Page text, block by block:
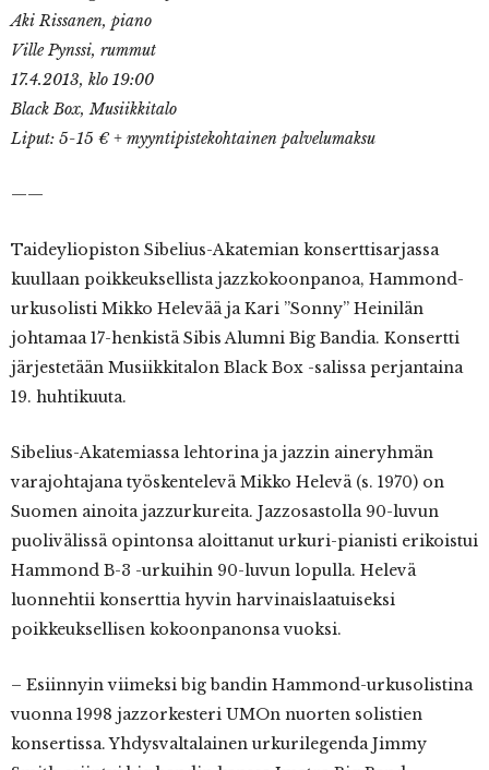
Aki Rissanen, piano
Ville Pynssi, rummut
17.4.2013, klo 19:00
Black Box, Musiikkitalo
Liput: 5-15 € + myyntipistekohtainen palvelumaksu
——
Taideyliopiston Sibelius-Akatemian konserttisarjassa
kuullaan poikkeuksellista jazzkokoonpanoa, Hammond-
urkusolisti Mikko Helevää ja Kari ”Sonny” Heinilän
johtamaa 17-henkistä Sibis Alumni Big Bandia. Konsertti
järjestetään Musiikkitalon Black Box -salissa perjantaina
19. huhtikuuta.
Sibelius-Akatemiassa lehtorina ja jazzin aineryhmän
varajohtajana työskentelevä Mikko Helevä (s. 1970) on
Suomen ainoita jazzurkureita. Jazzosastolla 90-luvun
puolivälissä opintonsa aloittanut urkuri-pianisti erikoistui
Hammond B-3 -urkuihin 90-luvun lopulla. Helevä
luonnehtii konserttia hyvin harvinaislaatuiseksi
poikkeuksellisen kokoonpanonsa vuoksi.
– Esiinnyin viimeksi big bandin Hammond-urkusolistina
vuonna 1998 jazzorkesteri UMOn nuorten solistien
konsertissa. Yhdysvaltalainen urkurilegenda Jimmy